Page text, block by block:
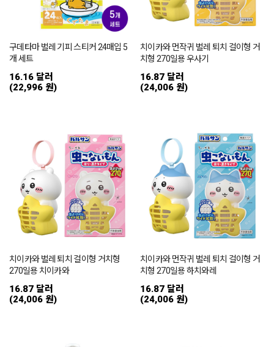
구데타마 벌레 기피 스티커 24매입 5
개 세트
16.16 달러
(22,996 원)
치이카와 먼작귀 벌레 퇴치 걸이형 거
치형 270일용 우사기
16.87 달러
(24,006 원)
치이카와 벌레 퇴치 걸이형 거치형
270일용 치이카와
16.87 달러
(24,006 원)
치이카와 먼작귀 벌레 퇴치 걸이형 거
치형 270일용 하치와레
16.87 달러
(24,006 원)